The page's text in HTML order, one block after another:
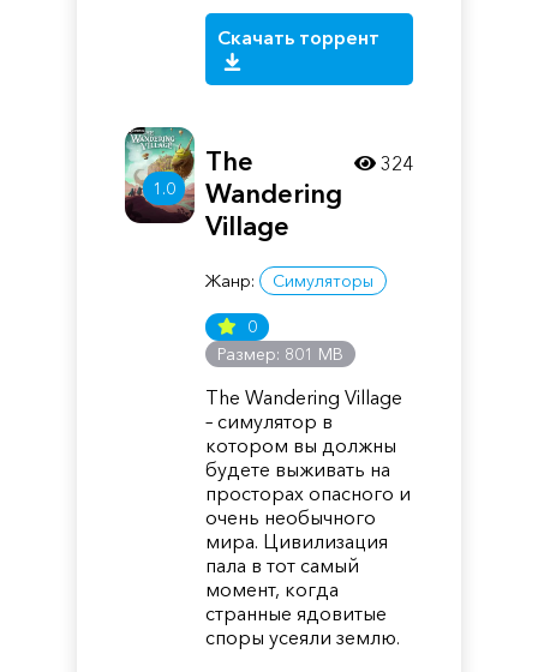
Скачать торрент
1.0
The
Wandering
Village
Жанр: Симуляторы
0
Размер: 801 MB
The Wandering Village
– симулятор в
котором вы должны
будете выживать на
просторах опасного и
очень необычного
мира. Цивилизация
пала в тот самый
момент, когда
странные ядовитые
споры усеяли землю.
324